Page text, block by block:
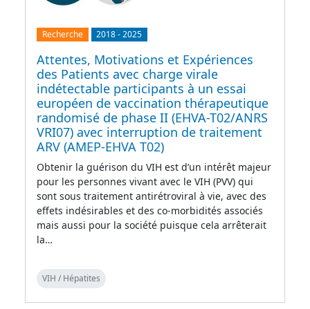
Recherche 2018-2025
Attentes, Motivations et Expériences
des Patients avec charge virale
indétectable participants à un essai
européen de vaccination thérapeutique
randomisé de phase II (EHVA-T02/ANRS
VRI07) avec interruption de traitement
ARV (AMEP-EHVA T02)
Obtenir la guérison du VIH est d’un intérêt majeur
pour les personnes vivant avec le VIH (PVV) qui
sont sous traitement antirétroviral à vie, avec des
effets indésirables et des co-morbidités associés
mais aussi pour la société puisque cela arrêterait
la…
VIH / Hépatites